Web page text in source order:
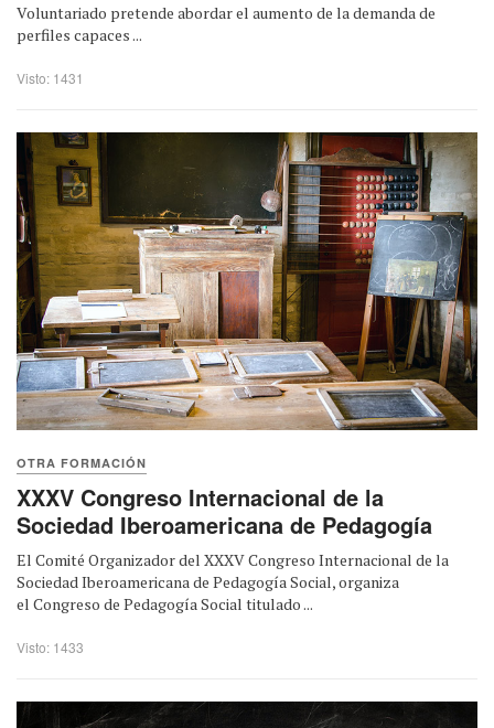
Voluntariado pretende abordar el aumento de la demanda de
perfiles capaces ...
Visto: 1431
OTRA FORMACIÓN
XXXV Congreso Internacional de la
Sociedad Iberoamericana de Pedagogía
El Comité Organizador del XXXV Congreso Internacional de la
Sociedad Iberoamericana de Pedagogía Social, organiza
el Congreso de Pedagogía Social titulado ...
Visto: 1433